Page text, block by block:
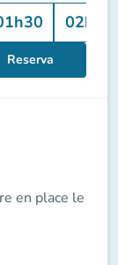
02h00
Reserva
en place le